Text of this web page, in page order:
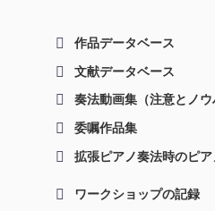
作品データベース
文献データベース
奏法動画集（注意とノウ
委嘱作品集
拡張ピアノ奏法時のピ
ワークショップの記録